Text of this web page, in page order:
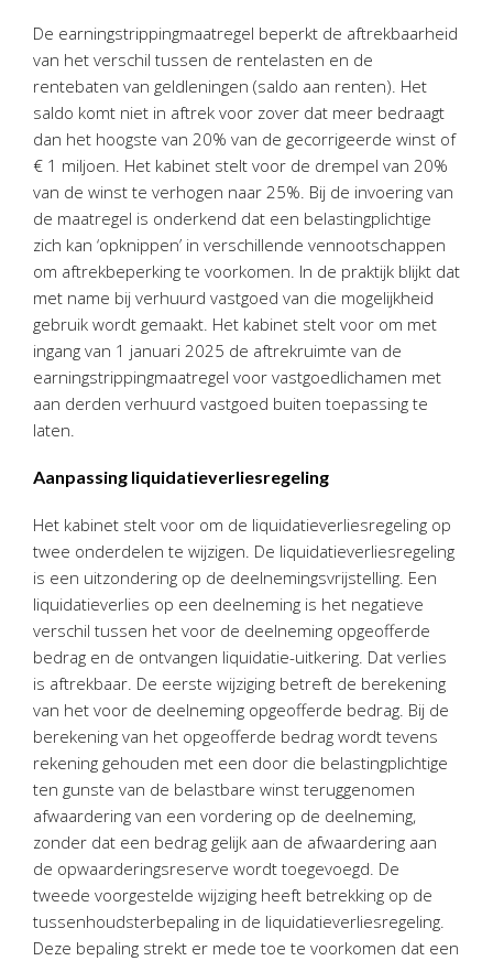
Bedrijfseconomisch advies
Belastingadvies Purmerend
Online boekhouden
Nieuws&informatie
Nieuwsbrief
Nieuwsoverzicht
Handige links
Downloads
Contact
Visionplanner – Rapportage
Klantenportaal – Online dossiers
Online Salaris – Salarissen
Nextens-Accorderen aangiften
De earningstrippingmaatregel beperkt de aftrekbaarheid
van het verschil tussen de rentelasten en de
rentebaten van geldleningen (saldo aan renten). Het
saldo komt niet in aftrek voor zover dat meer bedraagt
dan het hoogste van 20% van de gecorrigeerde winst of
€ 1 miljoen. Het kabinet stelt voor de drempel van 20%
van de winst te verhogen naar 25%. Bij de invoering van
de maatregel is onderkend dat een belastingplichtige
zich kan ‘opknippen’ in verschillende vennootschappen
om aftrekbeperking te voorkomen. In de praktijk blijkt dat
met name bij verhuurd vastgoed van die mogelijkheid
gebruik wordt gemaakt. Het kabinet stelt voor om met
ingang van 1 januari 2025 de aftrekruimte van de
earningstrippingmaatregel voor vastgoedlichamen met
aan derden verhuurd vastgoed buiten toepassing te
laten.
Aanpassing liquidatieverliesregeling
Het kabinet stelt voor om de liquidatieverliesregeling op
twee onderdelen te wijzigen. De liquidatieverliesregeling
is een uitzondering op de deelnemingsvrijstelling. Een
liquidatieverlies op een deelneming is het negatieve
verschil tussen het voor de deelneming opgeofferde
bedrag en de ontvangen liquidatie-uitkering. Dat verlies
is aftrekbaar. De eerste wijziging betreft de berekening
van het voor de deelneming opgeofferde bedrag. Bij de
berekening van het opgeofferde bedrag wordt tevens
rekening gehouden met een door die belastingplichtige
ten gunste van de belastbare winst teruggenomen
afwaardering van een vordering op de deelneming,
zonder dat een bedrag gelijk aan de afwaardering aan
de opwaarderingsreserve wordt toegevoegd. De
tweede voorgestelde wijziging heeft betrekking op de
tussenhoudsterbepaling in de liquidatieverliesregeling.
Deze bepaling strekt er mede toe te voorkomen dat een